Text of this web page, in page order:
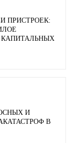
ПРИСТРОЕК:
КАПИТАЛЬНЫХ
И
В